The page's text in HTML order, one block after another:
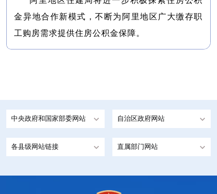
金异地合作新模式，不断为阿里地区广大缴存职
工购房需求提供住房公积金保障。
中央政府和国家部委网站 自治区政府网站
各县级网站链接 直属部门网站